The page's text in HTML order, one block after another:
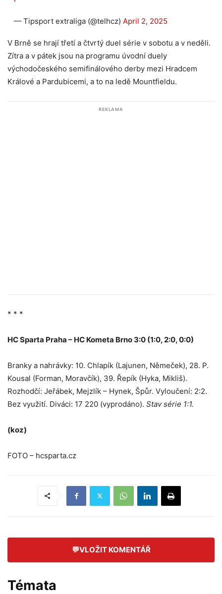
— Tipsport extraliga (@telhcz) April 2, 2025
V Brně se hrají třetí a čtvrtý duel série v sobotu a v neděli.
Zítra a v pátek jsou na programu úvodní duely
východočeského semifinálového derby mezi Hradcem
Králové a Pardubicemi, a to na ledě Mountfieldu.
REKLAMA
* * *
HC Sparta Praha – HC Kometa Brno 3:0 (1:0, 2:0, 0:0)
Branky a nahrávky: 10. Chlapík (Lajunen, Němeček), 28. P.
Kousal (Forman, Moravčík), 39. Řepík (Hyka, Mikliš).
Rozhodčí: Jeřábek, Mejzlík – Hynek, Špůr. Vyloučení: 2:2.
Bez využití. Diváci: 17 220 (vyprodáno). Stav série 1:1.
(koz)
FOTO – hcsparta.cz
💬VLOŽIT KOMENTÁŘ
Témata